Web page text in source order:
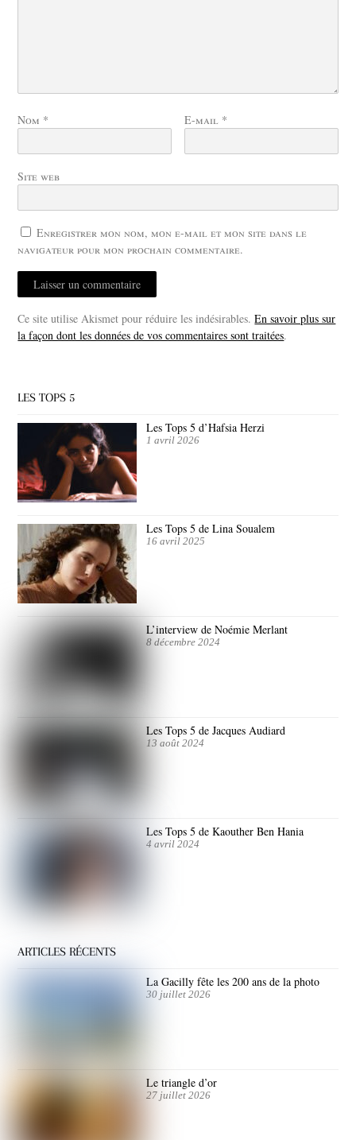
Nom * E-mail *
Site web
Enregistrer mon nom, mon e-mail et mon site dans le
navigateur pour mon prochain commentaire.
Ce site utilise Akismet pour réduire les indésirables.En savoir plus sur
la façon dont les données de vos commentaires sont traitées.
LES TOPS 5
Les Tops 5 d’Hafsia Herzi
1 avril 2026
Les Tops 5 de Lina Soualem
16 avril 2025
L’interview de Noémie Merlant
8 décembre 2024
Les Tops 5 de Jacques Audiard
13 août 2024
Les Tops 5 de Kaouther Ben Hania
4 avril 2024
ARTICLES RÉCENTS
La Gacilly fête les 200 ans de la photo
30 juillet 2026
Le triangle d’or
27 juillet 2026